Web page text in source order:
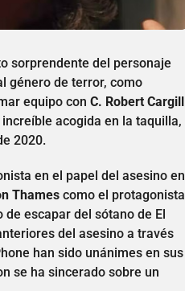
sorprendente del personaje
género de terror, como
equipo con C. Robert Cargill
acogida en la taquilla,
2020.
en el papel del asesino en
Thames como el protagonista
escapar del sótano de El
del asesino a través
han sido unánimes en sus
se ha sincerado sobre un